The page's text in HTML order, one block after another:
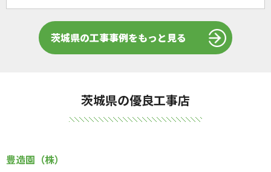
茨城県の工事事例をもっと見る
茨城県の優良工事店
豊造園（株）